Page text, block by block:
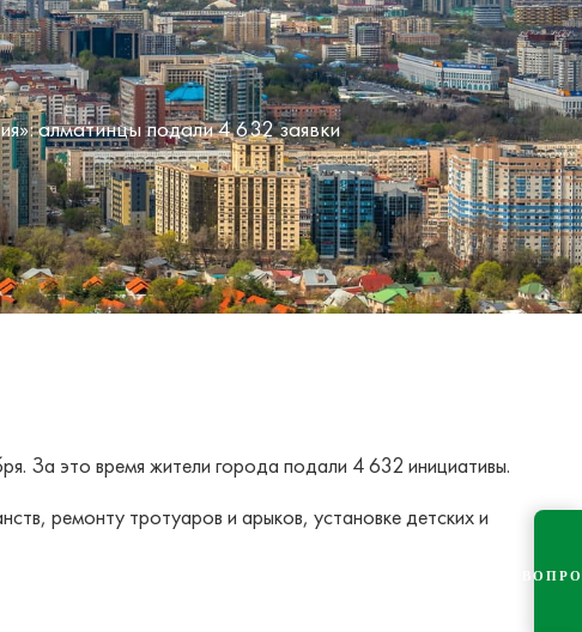
алматинцы подали 4 632 заявки
За это время жители города подали 4 632 инициативы.
ремонту тротуаров и арыков, установке детских и